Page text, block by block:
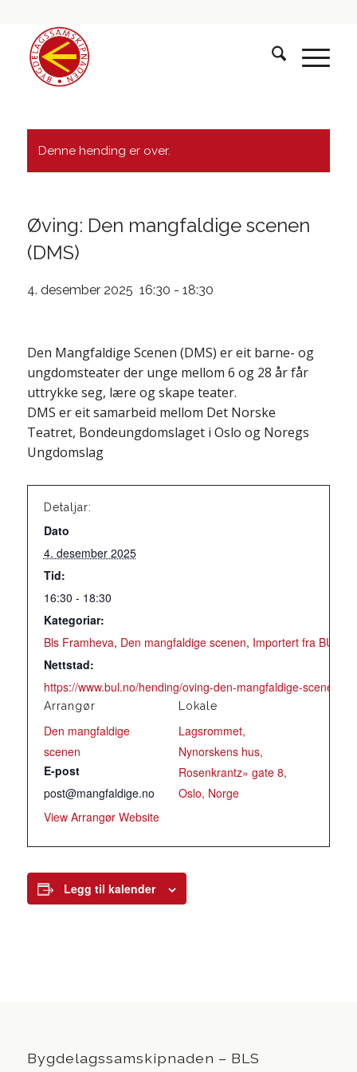
Denne hending er over.
Øving: Den mangfaldige scenen
(DMS)
4. desember 2025 16:30 - 18:30
Den Mangfaldige Scenen (DMS) er eit barne- og
ungdomsteater der unge mellom 6 og 28 år får
uttrykke seg, lære og skape teater.
DMS er eit samarbeid mellom Det Norske
Teatret, Bondeungdomslaget i Oslo og Noregs
Ungdomslag
Detaljar:
Dato
4. desember 2025
Tid:
16:30 - 18:30
Kategoriar:
Bls Framheva, Den mangfaldige scenen, Importert fra BUL
Nettstad:
https://www.bul.no/hending/oving-den-mangfaldige-scenen-
Lokale
Lagsrommet,
Nynorskens hus,
Rosenkrantz» gate 8,
Oslo, Norge
Arrangør
Den mangfaldige
scenen
E-post
post@mangfaldige.no
View Arrangør Website
Legg til kalender
Bygdelagssamskipnaden – BLS